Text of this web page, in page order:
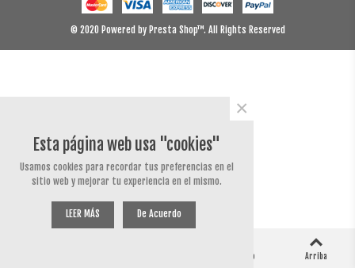
© 2020 Powered by Presta Shop™. All Rights Reserved
Me ha gustado Arriba
Esta página web usa "cookies"
Usamos cookies para recordar tus preferencias en el
sitio web y mejorar tu experiencia en el mismo.
LEER MÁS De Acuerdo
×